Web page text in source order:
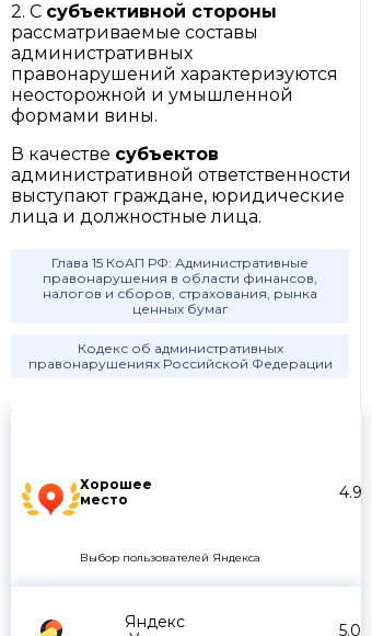
Хорошее
место
4.9
Выбор пользователей Яндекса
Яндекс
5.0
2. С субъективной стороны
рассматриваемые составы
административных
правонарушений характеризуются
неосторожной и умышленной
формами вины.
В качестве субъектов
административной ответственности
выступают граждане, юридические
лица и должностные лица.
Глава 15 КоАП РФ: Административные
правонарушения в области финансов,
налогов и сборов, страхования, рынка
ценных бумаг
Кодекс об административных
правонарушениях Российской Федерации